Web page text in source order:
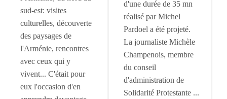
sud-est: visites
culturelles, découverte
des paysages de
l'Arménie, rencontres
avec ceux qui y
vivent... C'était pour
eux l'occasion d'en
d'une durée de 35 mn
réalisé par Michel
Pardoel a été projeté.
La journaliste Michèle
Champenois, membre
du conseil
d'administration de
Solidarité Protestante ...